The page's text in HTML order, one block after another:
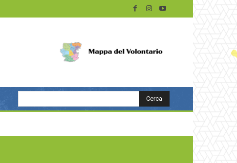
Cerca